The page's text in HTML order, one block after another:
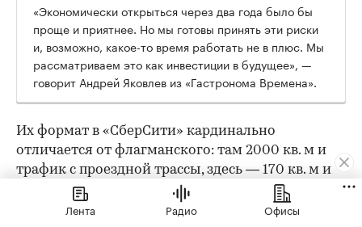
«Экономически открыться через два года было бы
проще и приятнее. Но мы готовы принять эти риски
и, возможно, какое-то время работать не в плюс. Мы
рассматриваем это как инвестиции в будущее», —
говорит Андрей Яковлев из «Гастронома Времена».
Их формат в «СберСити» кардинально
отличается от флагманского: там 2000 кв. м и
трафик с проездной трассы, здесь — 170 кв. м и
другая поведенческая модель. «Во флагмане
люди специально едут за большой корзиной.
Лента Радио Офисы